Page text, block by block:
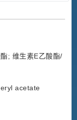
; 维生素E乙酸酯/
acetate